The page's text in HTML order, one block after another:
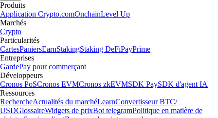
Produits
Application Crypto.comOnchainLevel Up
Marchés
Crypto
Particularités
CartesPaniersEarnStakingStaking DeFiPayPrime
Entreprises
GardePay pour commerçant
Développeurs
Cronos PoSCronos EVMCronos zkEVMSDK PaySDK d'agent IA
Ressources
RechercheActualités du marchéLearnConvertisseur BTC/
USDGlossaireWidgets de prixBot telegramPolitique en matière de